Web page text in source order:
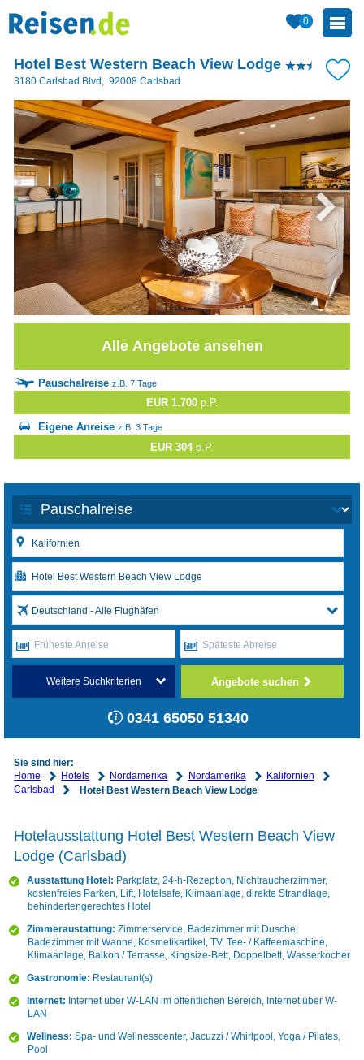
0
Hotel Best Western Beach View Lodge
3180 Carlsbad Blvd , 92008 Carlsbad
Alle Angebote ansehen
Pauschalreise z.B. 7 Tage
EUR 1.700 p.P.
Eigene Anreise z.B. 3 Tage
EUR 304 p.P.
Deutschland - Alle Flughäfen
Früheste Anreise Späteste Abreise
Weitere Suchkriterien Angebote suchen
0341 65050 51340
Sie sind hier:
Home
Hotels Nordamerika Nordamerika
Kalifornien
Carlsbad
Hotel Best Western Beach View Lodge
Hotelausstattung Hotel Best Western Beach View
Lodge (Carlsbad)
Ausstattung Hotel: Parkplatz, 24-h-Rezeption, Nichtraucherzimmer,
kostenfreies Parken, Lift, Hotelsafe, Klimaanlage, direkte Strandlage,
behindertengerechtes Hotel
Zimmeraustattung: Zimmerservice, Badezimmer mit Dusche,
Badezimmer mit Wanne, Kosmetikartikel, TV, Tee- / Kaffeemaschine,
Klimaanlage, Balkon / Terrasse, Kingsize-Bett, Doppelbett, Wasserkocher
Gastronomie: Restaurant(s)
Internet: Internet über W-LAN im öffentlichen Bereich, Internet über W-
LAN
Wellness: Spa- und Wellnesscenter, Jacuzzi / Whirlpool, Yoga / Pilates,
Pool